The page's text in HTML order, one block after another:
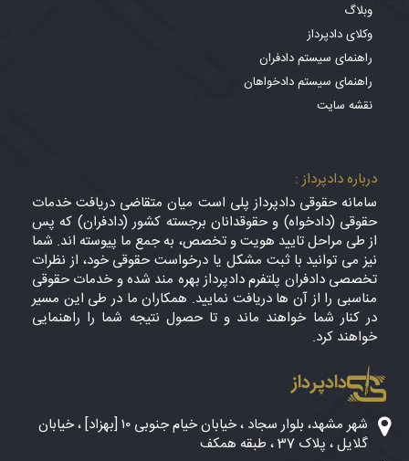
وبلاگ
وکلای دادپرداز
راهنمای سیستم دادفران
راهنمای سیستم دادخواهان
نقشه سایت
درباره دادپرداز :
سامانه حقوقی دادپرداز پلی است میان متقاضی دریافت خدمات
حقوقی (دادخواه) و حقوقدانان برجسته کشور (دادفران) که پس
از طی مراحل تایید هویت و تخصص، به جمع ما پیوسته اند. شما
نیز می توانید با ثبت مشکل یا درخواست حقوقی خود، از نظرات
تخصصی دادفران پلتفرم دادپرداز بهره مند شده و خدمات حقوقی
مناسبی را از آن ها دریافت نمایید. همکاران ما در طی این مسیر
در کنار شما خواهند ماند و تا حصول نتیجه شما را راهنمایی
خواهند کرد.
دادپرداز
شهر مشهد، بلوار سجاد ، خیابان خیام جنوبی ۱۰ [بهزاد] ، خیابان
گلایل ، پلاک 37 ، طبقه همکف